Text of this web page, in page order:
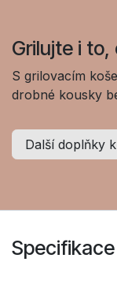
Grilujte i
S grilovacím
drobné kousky
Další doplňky
Specifikace